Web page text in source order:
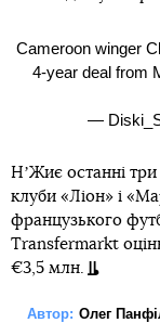
Cameroon winger
4-year deal
—
НʼЖиє останні три
клуби «Ліон» і
французького
Transfermarkt
€3,5 млн.
Автор: Олег